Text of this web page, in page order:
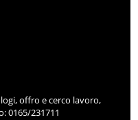
offro e cerco lavoro,
0165/231711